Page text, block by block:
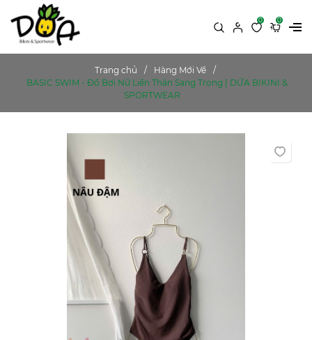
0 0
Trang chủ
Hàng Mới Về
BASIC SWIM - Đồ Bơi Nữ Liền Thân Sang Trọng | DỨA BIKINI &
SPORTWEAR